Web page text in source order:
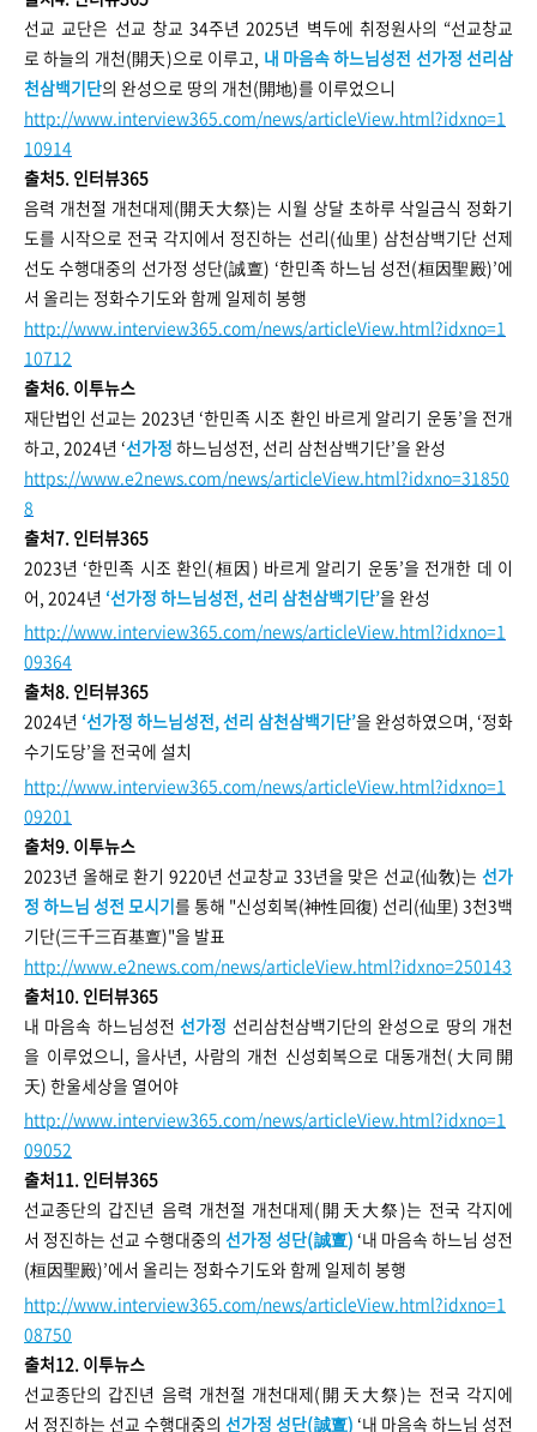
선교 교단은 선교 창교 34주년 2025년 벽두에 취정원사의 “선교창교
로 하늘의 개천(開天)으로 이루고, 내 마음속 하느님성전 선가정 선리삼
천삼백기단의 완성으로 땅의 개천(開地)를 이루었으니
http://www.interview365.com/news/articleView.html?idxno=1
10914
출처5. 인터뷰365
음력 개천절 개천대제(開天大祭)는 시월 상달 초하루 삭일금식 정화기
도를 시작으로 전국 각지에서 정진하는 선리(仙里) 삼천삼백기단 선제
선도 수행대중의 선가정 성단(誠亶) ‘한민족 하느님 성전(桓因聖殿)’에
서 올리는 정화수기도와 함께 일제히 봉행
http://www.interview365.com/news/articleView.html?idxno=1
10712
출처6. 이투뉴스
재단법인 선교는 2023년 ‘한민족 시조 환인 바르게 알리기 운동’을 전개
하고, 2024년 ‘선가정 하느님성전, 선리 삼천삼백기단’을 완성
https://www.e2news.com/news/articleView.html?idxno=31850
8
출처7. 인터뷰365
2023년 ‘한민족 시조 환인(桓因) 바르게 알리기 운동’을 전개한 데 이
어, 2024년 ‘선가정 하느님성전, 선리 삼천삼백기단’을 완성
http://www.interview365.com/news/articleView.html?idxno=1
09364
출처8. 인터뷰365
2024년 ‘선가정 하느님성전, 선리 삼천삼백기단’을 완성하였으며, ‘정화
수기도당’을 전국에 설치
http://www.interview365.com/news/articleView.html?idxno=1
09201
출처9. 이투뉴스
2023년 올해로 환기 9220년 선교창교 33년을 맞은 선교(仙敎)는 선가
정 하느님 성전 모시기를 통해 "신성회복(神性回復) 선리(仙里) 3천3백
기단(三千三百基亶)"을 발표
http://www.e2news.com/news/articleView.html?idxno=250143
출처10. 인터뷰365
내 마음속 하느님성전선가정 선리삼천삼백기단의 완성으로 땅의 개천
을 이루었으니, 을사년, 사람의 개천 신성회복으로 대동개천(大同開
天) 한울세상을 열어야
http://www.interview365.com/news/articleView.html?idxno=1
09052
출처11. 인터뷰365
선교종단의 갑진년 음력 개천절 개천대제(開天大祭)는 전국 각지에
서 정진하는 선교 수행대중의선가정 성단(誠亶) ‘내 마음속 하느님 성전
(桓因聖殿)’에서 올리는 정화수기도와 함께 일제히 봉행
http://www.interview365.com/news/articleView.html?idxno=1
08750
출처12. 이투뉴스
선교종단의 갑진년 음력 개천절 개천대제(開天大祭)는 전국 각지에
서 정진하는 선교 수행대중의선가정 성단(誠亶) ‘내 마음속 하느님 성전